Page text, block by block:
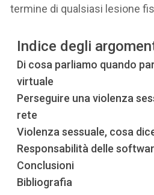
termine di qualsiasi lesione
Indice degli
Di cosa parliamo quando
virtuale
Perseguire una violenza
rete
Violenza sessuale, cosa
Responsabilità delle
Conclusioni
Bibliografia